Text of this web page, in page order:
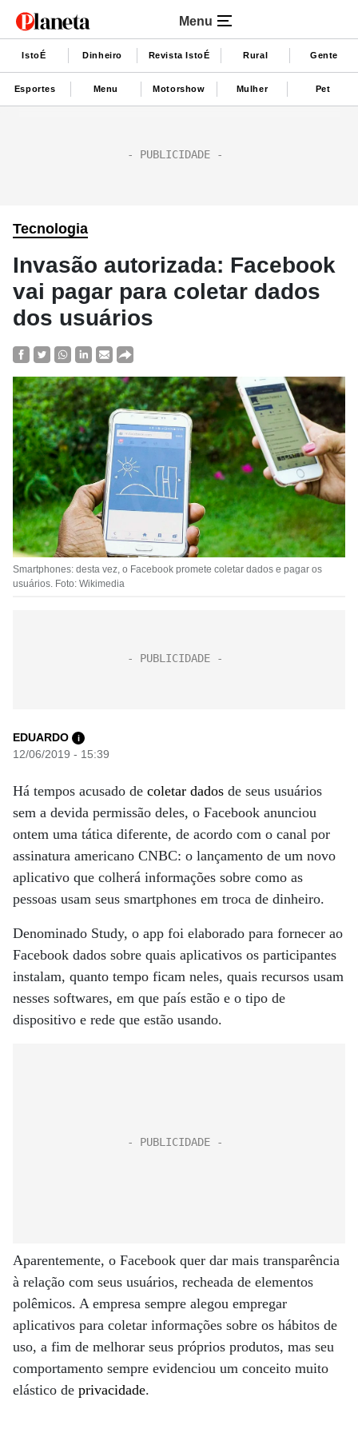
Menu
IstoÉ Dinheiro Revista IstoÉ Rural Gente
Esportes Menu Motorshow Mulher Pet
Tecnologia
Invasão autorizada: Facebook
vai pagar para coletar dados
dos usuários
Smartphones: desta vez, o Facebook promete coletar dados e pagar os
usuários. Foto: Wikimedia
EDUARDO i
12/06/2019 - 15:39
Há tempos acusado de coletar dados de seus usuários
sem a devida permissão deles, o Facebook anunciou
ontem uma tática diferente, de acordo com o canal por
assinatura americano CNBC: o lançamento de um novo
aplicativo que colherá informações sobre como as
pessoas usam seus smartphones em troca de dinheiro.
Denominado Study, o app foi elaborado para fornecer ao
Facebook dados sobre quais aplicativos os participantes
instalam, quanto tempo ficam neles, quais recursos usam
nesses softwares, em que país estão e o tipo de
dispositivo e rede que estão usando.
Aparentemente, o Facebook quer dar mais transparência
à relação com seus usuários, recheada de elementos
polêmicos. A empresa sempre alegou empregar
aplicativos para coletar informações sobre os hábitos de
uso, a fim de melhorar seus próprios produtos, mas seu
comportamento sempre evidenciou um conceito muito
elástico de privacidade.